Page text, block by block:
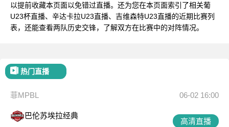
以提前收藏本页面以免错过直播。还为您在本页面索引了相关葡
U23杯直播、辛达卡拉U23直播、吉维森特U23直播的近期比赛列
表，还能查看两队历史交锋，了解双方在比赛中的对阵情况。
热门直播
菲MPBL 06-02 16:00
巴伦苏埃拉经典
高清直播